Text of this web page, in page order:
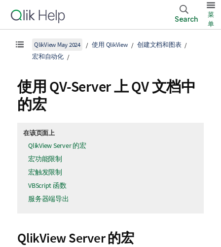
Search
菜
单
QlikView May 2024 使用 QlikView
创建文档和图表
宏和自动化
使用 QV-Server 上 QV 文档中
的宏
在该页面上
QlikView Server 的宏
宏功能限制
宏触发限制
VBScript 函数
服务器端导出
QlikView Server 的宏